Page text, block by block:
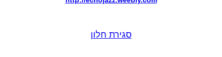
סגירת חלון